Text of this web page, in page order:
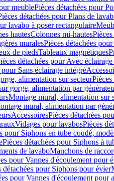
meublePièces détachées pour
détachées pour Plans de
lavabo à poser rectangulaire
hautesColonnes mi-hautes
muralesPièces détachées
de piedsTableaux magnétiques
détachées pour Avec
pour Sans éclairage intégré
alimentation sur secteur
gorge, alimentation par
Montage mural, alimentation sur
mural, alimentation par
AccessoiresPièces détachées
Vidages pour lavabosPièces
pour Siphons en tube coudé,
Pièces détachées pour Siphons à
de lavaboManchons de
pour Vannes d'écoulement pour
détachées pour Siphons pour évier
pour Vannes d'écoulement pour